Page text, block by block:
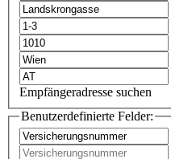
Empfängeradresse suchen
Benutzerdefinierte Felder: